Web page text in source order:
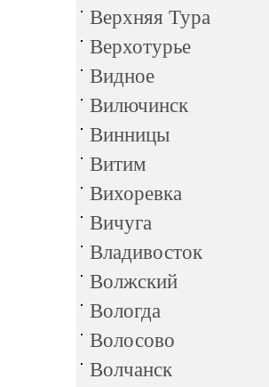
Верхняя Тура
Верхотурье
Видное
Вилючинск
Винницы
Витим
Вихоревка
Вичуга
Владивосток
Волжский
Вологда
Волосово
Волчанск